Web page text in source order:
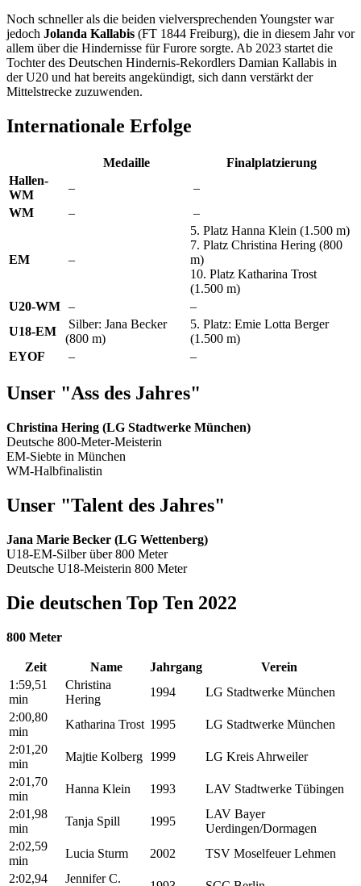
Noch schneller als die beiden vielversprechenden Youngster war
jedoch Jolanda Kallabis (FT 1844 Freiburg), die in diesem Jahr vor
allem über die Hindernisse für Furore sorgte. Ab 2023 startet die
Tochter des Deutschen Hindernis-Rekordlers Damian Kallabis in
der U20 und hat bereits angekündigt, sich dann verstärkt der
Mittelstrecke zuzuwenden.
Internationale Erfolge
Medaille
Finalplatzierung
Hallen-
WM
–
–
WM
– –
EM –
5. Platz Hanna Klein (1.500 m)
7. Platz Christina Hering (800
m)
10. Platz Katharina Trost
(1.500 m)
U20-WM –
–
U18-EM
Silber: Jana Becker
(800 m)
5. Platz: Emie Lotta Berger
(1.500 m)
EYOF
– –
Unser "Ass des Jahres"
Christina Hering (LG Stadtwerke München)
Deutsche 800-Meter-Meisterin
EM-Siebte in München
WM-Halbfinalistin
Unser "Talent des Jahres"
Jana Marie Becker (LG Wettenberg)
U18-EM-Silber über 800 Meter
Deutsche U18-Meisterin 800 Meter
Die deutschen Top Ten 2022
800 Meter
Zeit Name Jahrgang
Verein
1:59,51
min
Christina
Hering
1994
LG Stadtwerke München
2:00,80
min
Katharina Trost 1995
LG Stadtwerke München
2:01,20
min
Majtie Kolberg 1999
LG Kreis Ahrweiler
2:01,70
min
Hanna Klein 1993
LAV Stadtwerke Tübingen
2:01,98
min
Tanja Spill 1995
LAV Bayer
Uerdingen/Dormagen
2:02,59
min
Lucia Sturm 2002
TSV Moselfeuer Lehmen
2:02,94
Jennifer C.